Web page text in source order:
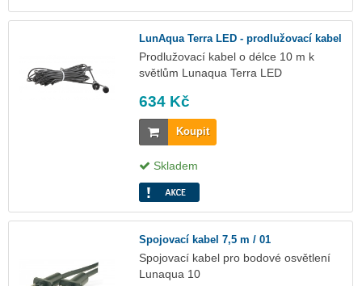
LunAqua Terra LED - prodlužovací kabel
Prodlužovací kabel o délce 10 m k
světlům Lunaqua Terra LED
634 Kč
Koupit
Skladem
Spojovací kabel 7,5 m / 01
Spojovací kabel pro bodové osvětlení
Lunaqua 10